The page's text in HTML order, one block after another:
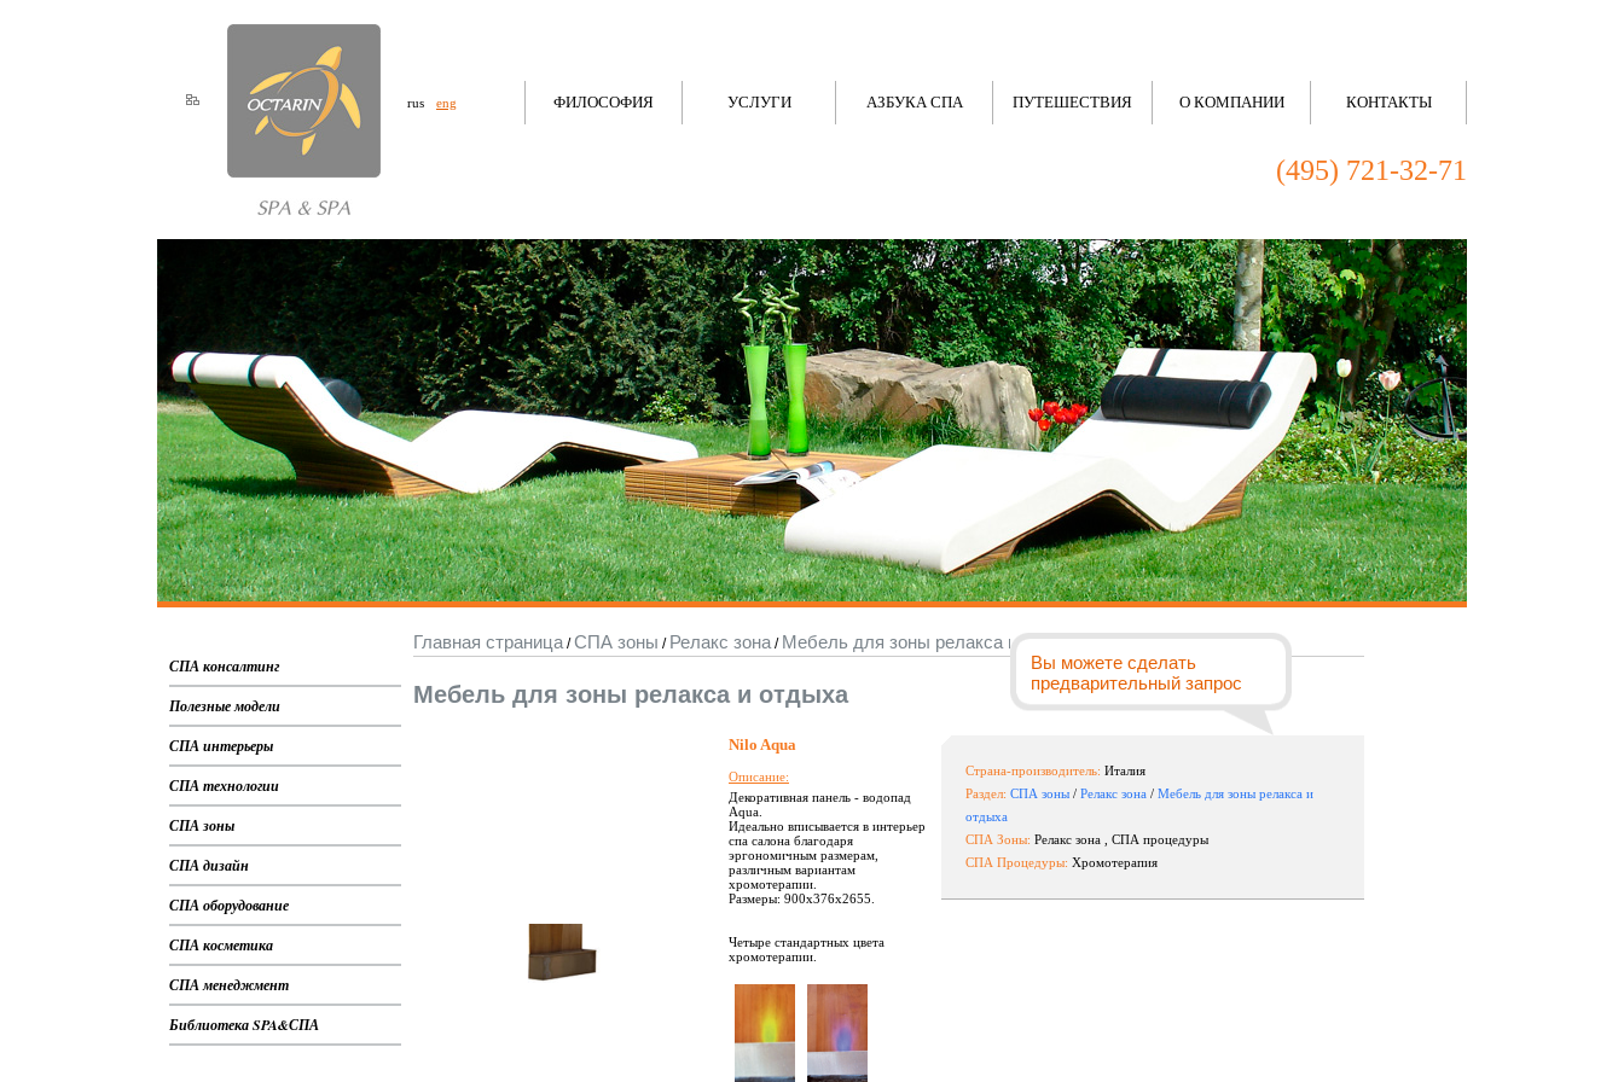
rus eng ФИЛОСОФИЯ УСЛУГИ АЗБУКА СПА ПУТЕШЕСТВИЯ О КОМПАНИИ КОНТАКТЫ
(495) 721-32-71
СПА консалтинг
Полезные модели
СПА интерьеры
СПА технологии
СПА зоны
СПА дизайн
СПА оборудование
СПА косметика
СПА менеджмент
Библиотека SPA&СПА
Главная страница/СПА зоны / Релакс зона/ Мебель для зоны релакса и отдыха
Вы можете сделать
предварительный запрос
Мебель для зоны релакса и отдыха
Nilo Aqua
Описание:
Декоративная панель - водопад
Aqua.
Идеально вписывается в интерьер
спа салона благодаря
эргономичным размерам,
различным вариантам
хромотерапии.
Размеры: 900х376х2655.
Четыре стандартных цвета
хромотерапии.
Страна-производитель: Италия
Раздел: СПА зоны / Релакс зона / Мебель для зоны релакса и
отдыха
СПА Зоны: Релакс зона , СПА процедуры
СПА Процедуры: Хромотерапия